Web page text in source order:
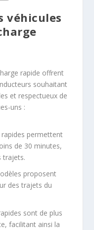
véhicules
rapide offrent
souhaitant
et respectueux de
uns :
rapides permettent
de 30 minutes,
trajets.
proposent
des trajets du
sont de plus
facilitant ainsi la